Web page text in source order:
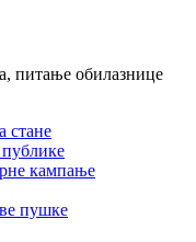
стане
кампање
пушке